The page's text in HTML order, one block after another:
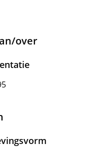
over